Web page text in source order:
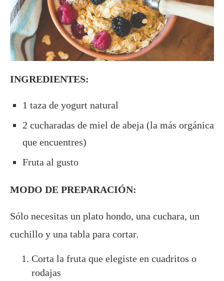
INGREDIENTES:
1 taza de yogurt natural
2 cucharadas de miel de abeja (la más orgánica
que encuentres)
Fruta al gusto
MODO DE PREPARACIÓN:
Sólo necesitas un plato hondo, una cuchara, un
cuchillo y una tabla para cortar.
Corta la fruta que elegiste en cuadritos o
rodajas